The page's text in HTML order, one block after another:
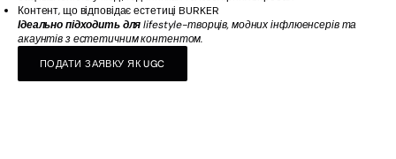
Контент, що відповідає естетиці BURKER
Ідеально підходить дляlifestyle-творців, модних інфлюенсерів та
акаунтів з естетичним контентом.
ПОДАТИ ЗАЯВКУ ЯК UGC